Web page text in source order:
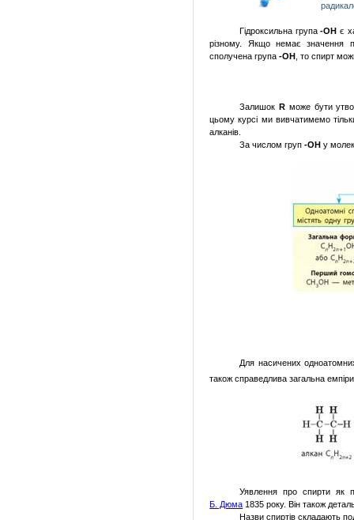
Гідроксильна група-ОН є
різному. Якщо немає значення
сполучена група-ОН , то спирт
Залишок Rможе бути
цьому курсі ми вивчатимемо
алканів.
За числом груп-ОН у
Для насичених
також справедлива загальна
Уявлення про спирти як
Б. Дюма 1835 року. Він також
Назви спиртів складають